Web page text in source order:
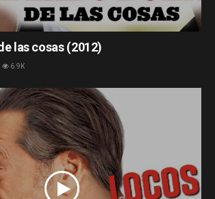
las cosas (2012)
6.9K